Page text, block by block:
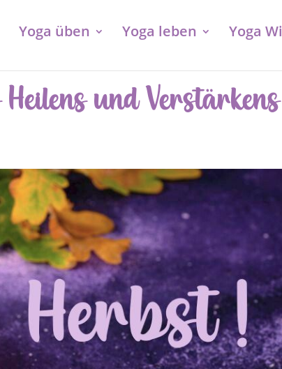
Yoga üben Yoga leben Yoga
und Verstärkens